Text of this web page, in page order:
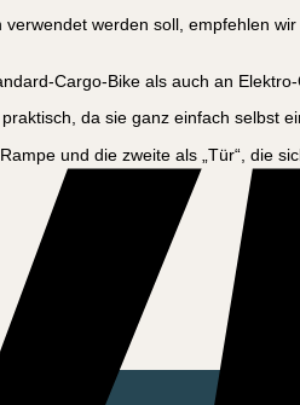
werden soll, empfehlen
Cargo-Bike als auch an
da sie ganz einfach selbst
und die zweite als „Tür“, die